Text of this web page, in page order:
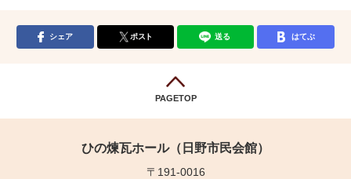
シェア ポスト 送る はてぶ
PAGETOP
ひの煉瓦ホール（日野市民会館）
〒191-0016